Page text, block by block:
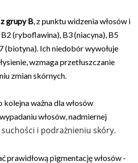
grupy B, z punktu widzenia włosów i
(ryboflawina), B3 (niacyna), B5
(biotyna). Ich niedobór wywołuje
wzmaga przetłuszczanie
zmian skórnych.
ważna dla włosów
włosów, nadmiernej
i podrażnieniu skóry.
prawidłową pigmentację włosów -